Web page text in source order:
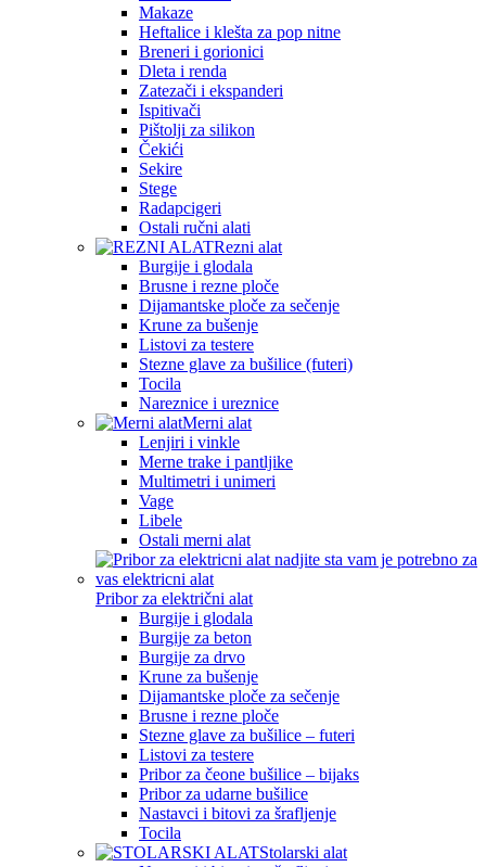
Makaze
Heftalice i klešta za pop nitne
Breneri i gorionici
Dleta i renda
Zatezači i ekspanderi
Ispitivači
Pištolji za silikon
Čekići
Sekire
Stege
Radapcigeri
Ostali ručni alati
Rezni alat
Burgije i glodala
Brusne i rezne ploče
Dijamantske ploče za sečenje
Krune za bušenje
Listovi za testere
Stezne glave za bušilice (futeri)
Tocila
Nareznice i ureznice
Merni alat
Lenjiri i vinkle
Merne trake i pantljike
Multimetri i unimeri
Vage
Libele
Ostali merni alat
Pribor za električni alat
Burgije i glodala
Burgije za beton
Burgije za drvo
Krune za bušenje
Dijamantske ploče za sečenje
Brusne i rezne ploče
Stezne glave za bušilice – futeri
Listovi za testere
Pribor za čeone bušilice – bijaks
Pribor za udarne bušilice
Nastavci i bitovi za šrafljenje
Tocila
Stolarski alat